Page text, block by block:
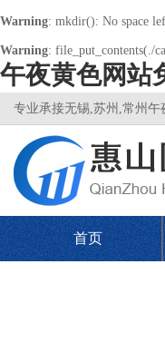
Warning: mkdir(): No space
Warning: file_put_contents(./
午夜黄色网站
专业承接无锡,苏州,常州
首页